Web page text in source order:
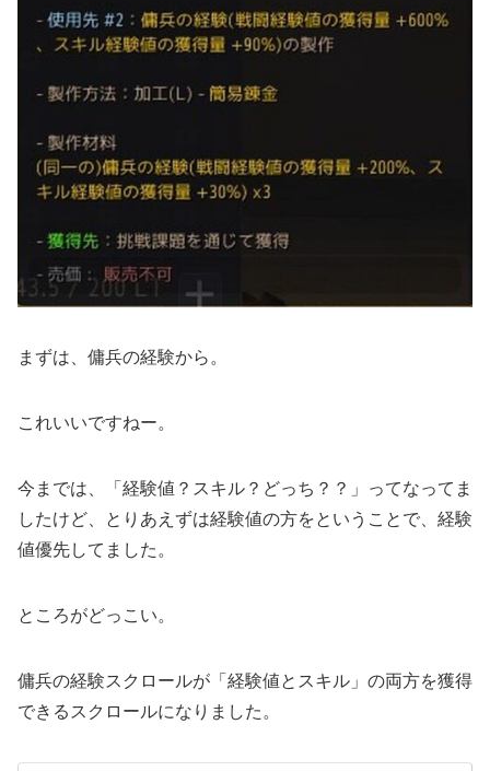
まずは、傭兵の経験から。
これいいですねー。
今までは、「経験値？スキル？どっち？？」ってなってま
したけど、とりあえずは経験値の方をということで、経験
値優先してました。
ところがどっこい。
傭兵の経験スクロールが「経験値とスキル」の両方を獲得
できるスクロールになりました。